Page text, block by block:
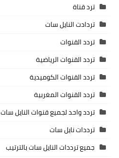
ترد قناة
تردادت النايل سات
تردد القنوات
تردد القنوات الرياضية
تردد القنوات الكوميدية
تردد القنوات المغربية
تردد واحد لجميع قنوات النايل سات 2025
ترددات نايل سات
جميع ترددات النايل سات بالترتيب